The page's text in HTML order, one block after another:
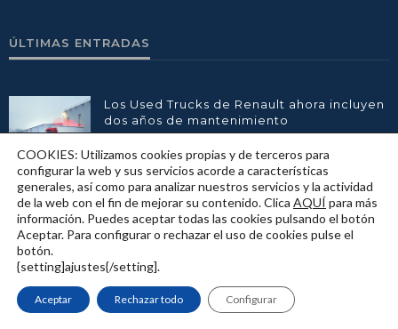
ÚLTIMAS ENTRADAS
Los Used Trucks de Renault ahora incluyen
dos años de mantenimiento
Volvo Trucks recibe el premio al camión
más eficiente con su modelo Volvo FH con
I-Save
18 julio, 2023
Nace el Club Scania
18 junio, 2023
COOKIES: Utilizamos cookies propias y de terceros para
configurar la web y sus servicios acorde a características
generales, así como para analizar nuestros servicios y la actividad
de la web con el fin de mejorar su contenido. Clica AQUÍpara más
información. Puedes aceptar todas las cookies pulsando el botón
Aceptar. Para configurar o rechazar el uso de cookies pulse el
botón.
{setting]ajustes{/setting].
Aceptar Rechazar todo Configurar